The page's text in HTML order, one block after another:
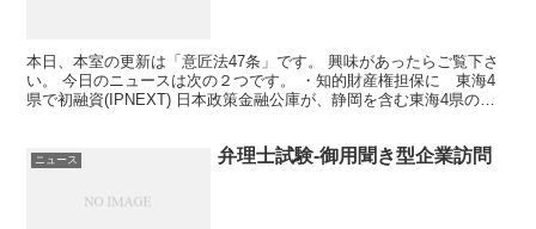
本日、本室の更新は「意匠法47条」です。 興味があったらご覧下さ
い。 今日のニュースは次の２つです。 ・知的財産権担保に 東海4
県で初融資(IPNEXT) 日本政策金融公庫が、静岡を含む東海4県の小
ニュース 弁理士試験-御用聞き型企業訪問